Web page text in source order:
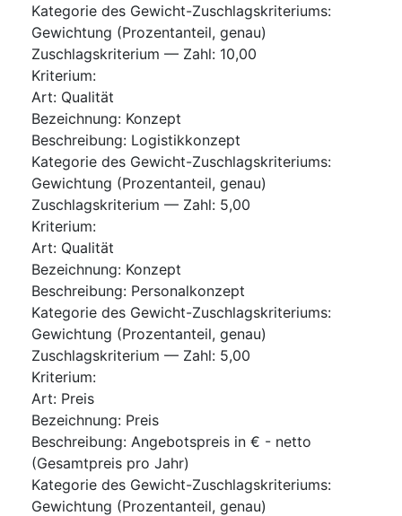
Kategorie des Gewicht-Zuschlagskriteriums:
Gewichtung (Prozentanteil, genau)
Zuschlagskriterium — Zahl: 10,00
Kriterium:
Art: Qualität
Bezeichnung: Konzept
Beschreibung: Logistikkonzept
Kategorie des Gewicht-Zuschlagskriteriums:
Gewichtung (Prozentanteil, genau)
Zuschlagskriterium — Zahl: 5,00
Kriterium:
Art: Qualität
Bezeichnung: Konzept
Beschreibung: Personalkonzept
Kategorie des Gewicht-Zuschlagskriteriums:
Gewichtung (Prozentanteil, genau)
Zuschlagskriterium — Zahl: 5,00
Kriterium:
Art: Preis
Bezeichnung: Preis
Beschreibung: Angebotspreis in € - netto
(Gesamtpreis pro Jahr)
Kategorie des Gewicht-Zuschlagskriteriums:
Gewichtung (Prozentanteil, genau)